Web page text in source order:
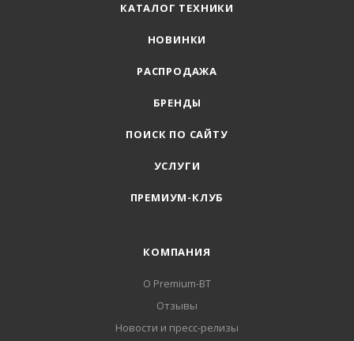
КАТАЛОГ ТЕХНИКИ
НОВИНКИ
РАСПРОДАЖА
БРЕНДЫ
ПОИСК ПО САЙТУ
УСЛУГИ
ПРЕМИУМ-КЛУБ
КОМПАНИЯ
О Premium-BT
Отзывы
Новости и пресс-релизы